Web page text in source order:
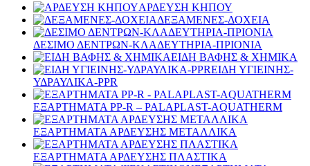
ΑΡΔΕΥΣΗ ΚΗΠΟΥ
ΔΕΞΑΜΕΝΕΣ-ΔΟΧΕΙΑ
ΔΕΣΙΜΟ ΔΕΝΤΡΩΝ-ΚΛΑΔΕΥΤΗΡΙΑ-ΠΡΙΟΝΙΑ
ΕΙΔΗ ΒΑΦΗΣ & ΧΗΜΙΚΑ
ΕΙΔΗ ΥΓΙΕΙΝΗΣ-
ΥΔΡΑΥΛΙΚΑ-PPR
ΕΞΑΡΤΗΜΑΤΑ PP-R – PALAPLAST-AQUATHERM
ΕΞΑΡΤΗΜΑΤΑ ΑΡΔΕΥΣΗΣ ΜΕΤΑΛΛΙΚΑ
ΕΞΑΡΤΗΜΑΤΑ ΑΡΔΕΥΣΗΣ ΠΛΑΣΤΙΚΑ